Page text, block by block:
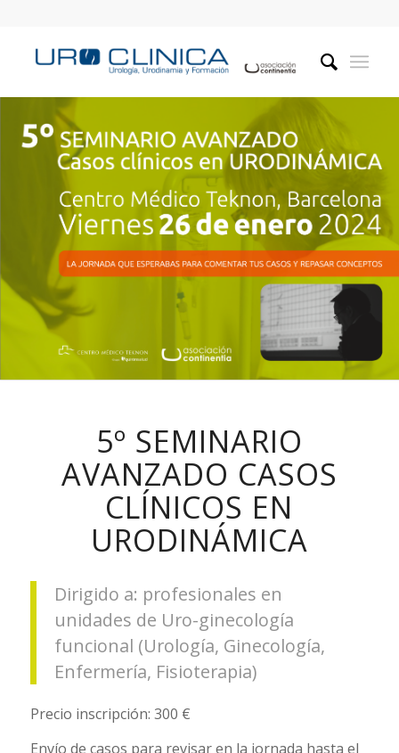
5º SEMINARIO
AVANZADO CASOS
CLÍNICOS EN
URODINÁMICA
Dirigido a: profesionales en
unidades de Uro-ginecología
funcional (Urología, Ginecología,
Enfermería, Fisioterapia)
Precio inscripción: 300 €
Envío de casos para revisar en la jornada hasta el